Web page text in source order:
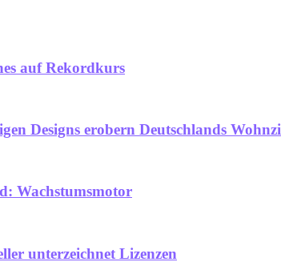
auf Rekordkurs
Designs erobern Deutschlands
Wachstumsmotor
unterzeichnet Lizenzen